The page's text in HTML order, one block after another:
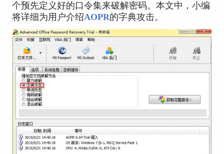
个预先定义好的口令集来破解密码。本文中，小编
将详细为用户介绍AOPR的字典攻击。